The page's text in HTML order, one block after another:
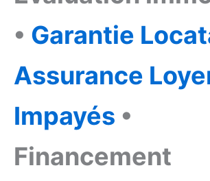
• Garantie
Assurance
Impayés •
Financement